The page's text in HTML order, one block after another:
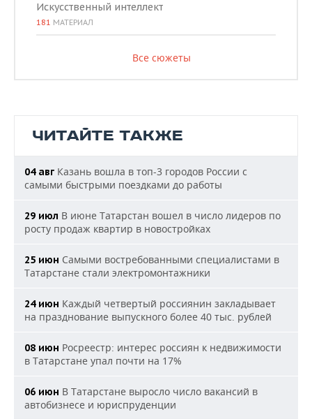
Искусственный интеллект
181 МАТЕРИАЛ
Все сюжеты
ЧИТАЙТЕ ТАКЖЕ
04 авг Казань вошла в топ-3 городов России с
самыми быстрыми поездками до работы
29 июл В июне Татарстан вошел в число лидеров по
росту продаж квартир в новостройках
25 июн Самыми востребованными специалистами в
Татарстане стали электромонтажники
24 июн Каждый четвертый россиянин закладывает
на празднование выпускного более 40 тыс. рублей
08 июн Росреестр: интерес россиян к недвижимости
в Татарстане упал почти на 17%
06 июн В Татарстане выросло число вакансий в
автобизнесе и юриспруденции